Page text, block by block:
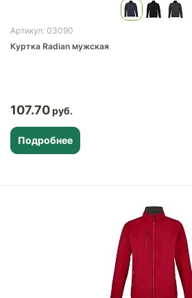
Артикул: 03090
Куртка Radian мужская
107.70
Подробнее